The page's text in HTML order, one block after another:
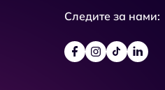
Следите за нами: